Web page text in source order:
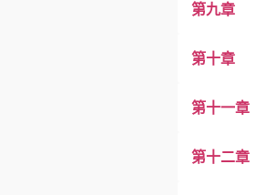
第八章－１
第九章
第十章
第十章－１
第十章－２
第十一章
第十一章－１
第十二章